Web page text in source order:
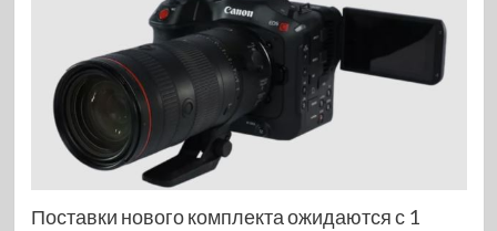
Поставки нового комплекта ожидаются с 1